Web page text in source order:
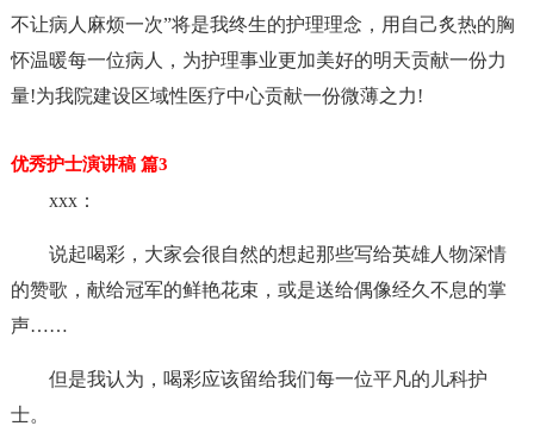
不让病人麻烦一次”将是我终生的护理理念，用自己炙热的胸
怀温暖每一位病人，为护理事业更加美好的明天贡献一份力
量!为我院建设区域性医疗中心贡献一份微薄之力!
优秀护士演讲稿 篇3
xxx：
说起喝彩，大家会很自然的想起那些写给英雄人物深情
的赞歌，献给冠军的鲜艳花束，或是送给偶像经久不息的掌
声……
但是我认为，喝彩应该留给我们每一位平凡的儿科护
士。